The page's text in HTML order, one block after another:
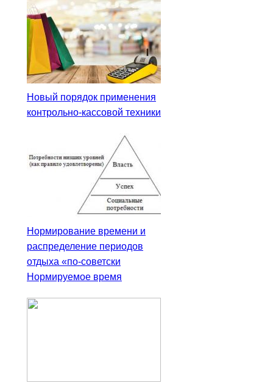
Новый порядок применения
контрольно-кассовой техники
Нормирование времени и
распределение периодов
отдыха «по-советски
Нормируемое время